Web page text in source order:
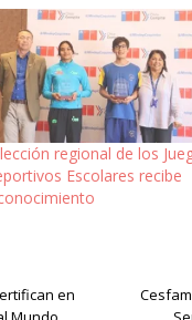
regional de los
Escolares recibe
en